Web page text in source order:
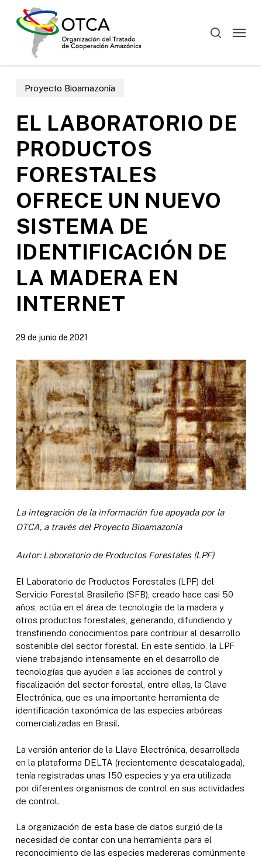
Menu
Proyecto Bioamazonía
EL LABORATORIO DE
PRODUCTOS
FORESTALES
OFRECE UN NUEVO
SISTEMA DE
IDENTIFICACIÓN DE
LA MADERA EN
INTERNET
29 de junio de 2021
La integración de la información fue apoyada por la
OTCA, a través del Proyecto Bioamazonía
Autor: Laboratorio de Productos Forestales (LPF)
El Laboratorio de Productos Forestales (LPF) del
Servicio Forestal Brasileño (SFB), creado hace casi 50
años, actúa en el área de tecnología de la madera y
otros productos forestales, generando, difundiendo y
transfiriendo conocimientos para contribuir al desarrollo
sostenible del sector forestal. En este sentido, la LPF
viene trabajando intensamente en el desarrollo de
tecnologías que ayuden a las acciones de control y
fiscalización del sector forestal, entre ellas, la Clave
Electrónica, que es una importante herramienta de
identificación taxonómica de las especies arbóreas
comercializadas en Brasil.
La versión anterior de la Llave Electrónica, desarrollada
en la plataforma DELTA (recientemente descatalogada),
tenía registradas unas 150 especies y ya era utilizada
por diferentes organismos de control en sus actividades
de control.
La organización de esta base de datos surgió de la
necesidad de contar con una herramienta para el
reconocimiento de las especies madereras comúnmente